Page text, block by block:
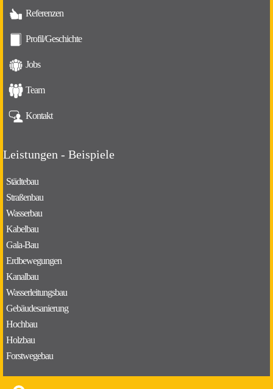
Referenzen
Profil/Geschichte
Jobs
Team
Kontakt
Leistungen - Beispiele
Städtebau
Straßenbau
Wasserbau
Kabelbau
Gala-Bau
Erdbewegungen
Kanalbau
Wasserleitungsbau
Gebäudesanierung
Hochbau
Holzbau
Forstwegebau